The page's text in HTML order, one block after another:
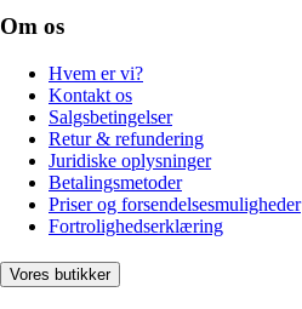
Om os
Hvem er vi?
Kontakt os
Salgsbetingelser
Retur & refundering
Juridiske oplysninger
Betalingsmetoder
Priser og forsendelsesmuligheder
Fortrolighedserklæring
Vores butikker